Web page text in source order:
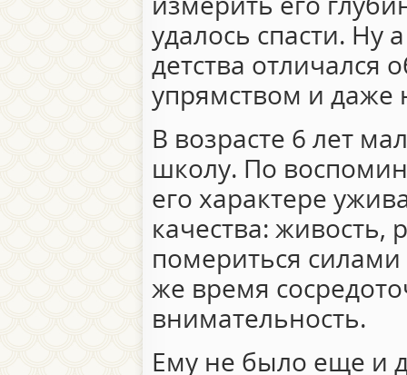
удалось спасти. Ну
детства отличался
упрямством и даже
В возрасте 6 лет
школу. По
его характере
качества: живость,
помериться
же время
внимательность.
Ему не было еще и